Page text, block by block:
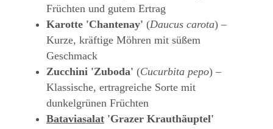
Früchten und gutem Ertrag
Karotte 'Chantenay' (Daucus carota) –
Kurze, kräftige Möhren mit süßem
Geschmack
Zucchini 'Zuboda' (Cucurbita pepo) –
Klassische, ertragreiche Sorte mit
dunkelgrünen Früchten
Bataviasalat 'Grazer Krauthäuptel'